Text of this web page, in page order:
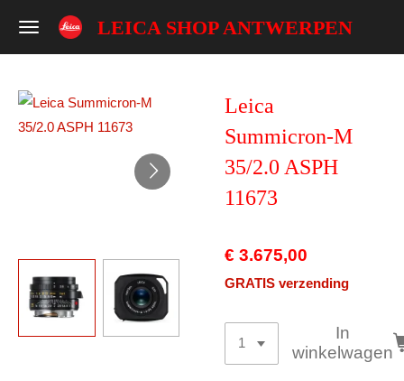
Ga
de
LEICA SHOP ANTWERPEN
Leica
Summicron-M
35/2.0 ASPH
11673
€ 3.675,00
GRATIS verzending
In
winkelwagen